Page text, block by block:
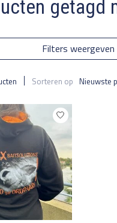
getagd
Filters weergeven
Sorteren op Nieuwste